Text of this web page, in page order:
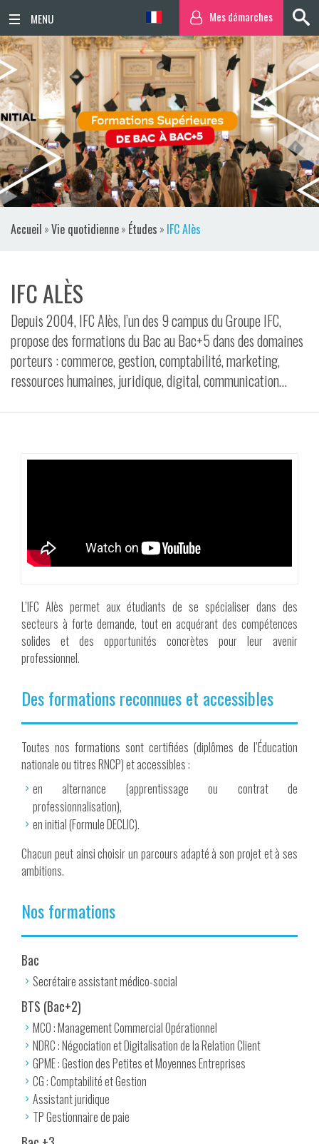
ACCUEIL
ACTUALITÉS
AGENDA
TERRITOIRE
VIE QUOTIDIENNE
SORTIR / BOUGER
VIDÉOS
CONTACT
Mes démarches
Accueil »Vie quotidienne» Études » IFC Alès
IFC ALÈS
Depuis 2004, IFC Alès, l’un des 9 campus du Groupe IFC,
propose des formations du Bac au Bac+5 dans des domaines
porteurs : commerce, gestion, comptabilité, marketing,
ressources humaines, juridique, digital, communication…
L’IFC Alès permet aux étudiants de se spécialiser dans des
secteurs à forte demande, tout en acquérant des compétences
solides et des opportunités concrètes pour leur avenir
professionnel.
Des formations reconnues et accessibles
Toutes nos formations sont certifiées (diplômes de l’Éducation
nationale ou titres RNCP) et accessibles :
en alternance (apprentissage ou contrat de
professionnalisation),
en initial (Formule DECLIC).
Chacun peut ainsi choisir un parcours adapté à son projet et à ses
ambitions.
Nos formations
Bac
Secrétaire assistant médico-social
BTS (Bac+2)
MCO : Management Commercial Opérationnel
NDRC : Négociation et Digitalisation de la Relation Client
GPME : Gestion des Petites et Moyennes Entreprises
CG : Comptabilité et Gestion
Assistant juridique
TP Gestionnaire de paie